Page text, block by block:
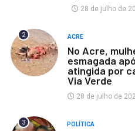
28 de julho de
2 ACRE
No Acre,
esmagada
atingida por
Via Verde
28 de julho de
3 POLÍTICA